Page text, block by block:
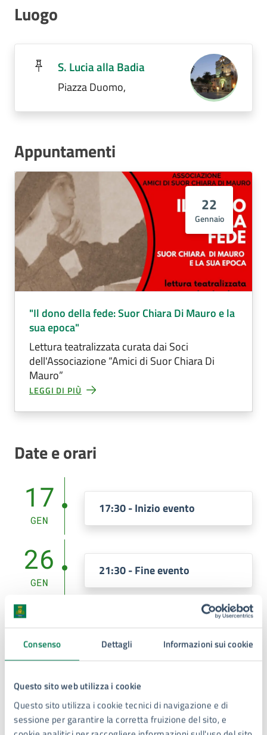
Consenso Dettagli Informazioni sui cookie
Questo sito web utilizza i cookie
Questo sito utilizza i cookie tecnici di navigazione e di
sessione per garantire la corretta fruizione del sito, e
Luogo
S. Lucia alla Badia
Piazza Duomo,
Appuntamenti
22
Gennaio
"Il dono della fede: Suor Chiara Di Mauro e la
sua epoca"
Lettura teatralizzata curata dai Soci
dell'Associazione “Amici di Suor Chiara Di
Mauro”
LEGGI DI PIÙ
Date e orari
17
GEN
17:30 - Inizio evento
26
GEN
21:30 - Fine evento
Costi